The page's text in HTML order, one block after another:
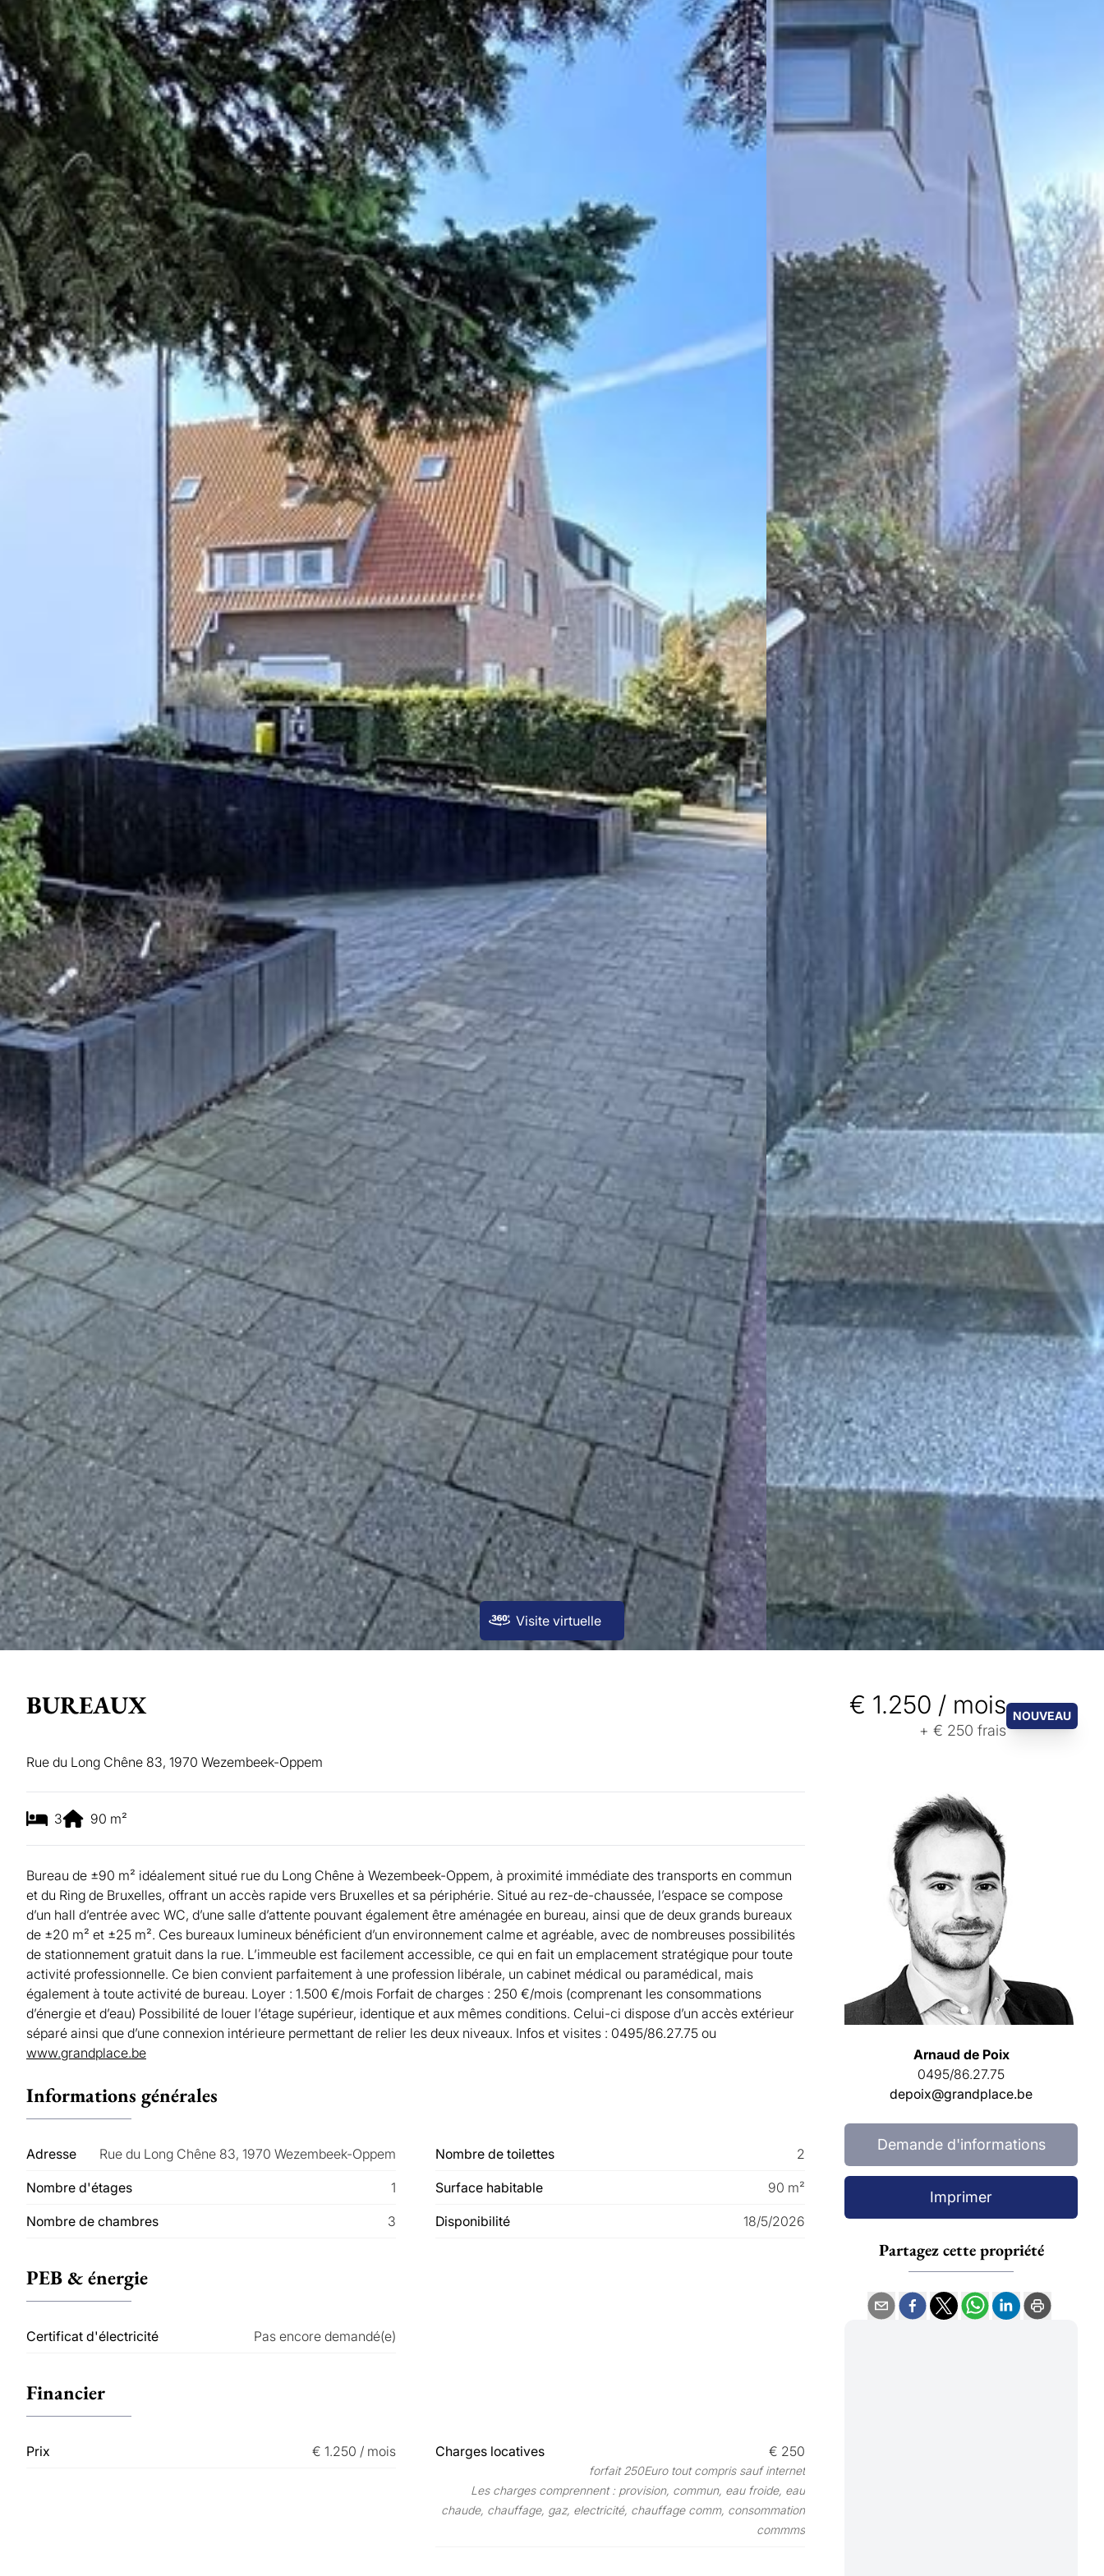
Visite virtuelle
BUREAUX € 1.250 / mois
+ € 250 frais
NOUVEAU
Rue du Long Chêne 83, 1970 Wezembeek-Oppem
3 90 m²
Bureau de ±90 m² idéalement situé rue du Long Chêne à Wezembeek-Oppem, à proximité immédiate des transports en commun
et du Ring de Bruxelles, offrant un accès rapide vers Bruxelles et sa périphérie. Situé au rez-de-chaussée, l’espace se compose
d’un hall d’entrée avec WC, d’une salle d’attente pouvant également être aménagée en bureau, ainsi que de deux grands bureaux
de ±20 m² et ±25 m². Ces bureaux lumineux bénéficient d’un environnement calme et agréable, avec de nombreuses possibilités
de stationnement gratuit dans la rue. L’immeuble est facilement accessible, ce qui en fait un emplacement stratégique pour toute
activité professionnelle. Ce bien convient parfaitement à une profession libérale, un cabinet médical ou paramédical, mais
également à toute activité de bureau. Loyer : 1.500 €/mois Forfait de charges : 250 €/mois (comprenant les consommations
d’énergie et d’eau) Possibilité de louer l’étage supérieur, identique et aux mêmes conditions. Celui-ci dispose d’un accès extérieur
séparé ainsi que d’une connexion intérieure permettant de relier les deux niveaux. Infos et visites : 0495/86.27.75 ou
www.grandplace.be
Informations générales
Adresse Rue du Long Chêne 83, 1970 Wezembeek-Oppem Nombre de toilettes 2
Nombre d'étages 1 Surface habitable 90 m²
Nombre de chambres 3 Disponibilité 18/5/2026
PEB & énergie
Certificat d'électricité Pas encore demandé(e)
Financier
Prix € 1.250 / mois Charges locatives € 250
forfait 250Euro tout compris sauf internet
Les charges comprennent : provision, commun, eau froide, eau
chaude, chauffage, gaz, electricité, chauffage comm, consommation
commms
Arnaud de Poix
0495/86.27.75
depoix@grandplace.be
Demande d'informations
Imprimer
Partagez cette propriété